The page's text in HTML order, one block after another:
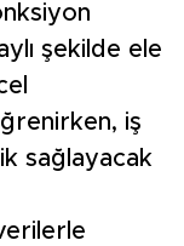
şekilde ele
iş
sağlayacak